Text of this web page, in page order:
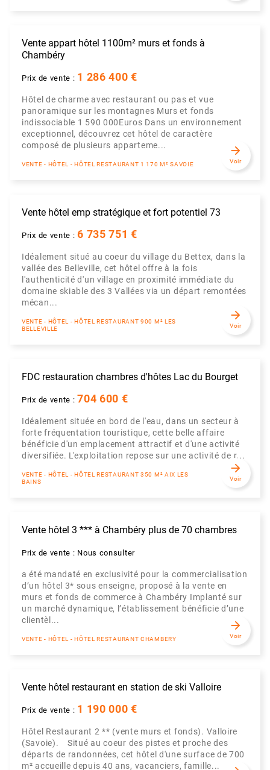
Vente appart hôtel 1100m² murs et fonds à
Chambéry
Prix de vente : 1 286 400 €
Hôtel de charme avec restaurant ou pas et vue
panoramique sur les montagnes Murs et fonds
indissociable 1 590 000Euros Dans un environnement
exceptionnel, découvrez cet hôtel de caractère
composé de plusieurs apparteme...
VENTE - HÔTEL - HÔTEL RESTAURANT 1 170 M² SAVOIE
arrow_forward
Voir
Vente hôtel emp stratégique et fort potentiel 73
Prix de vente :6 735 751 €
Idéalement situé au coeur du village du Bettex, dans la
vallée des Belleville, cet hôtel offre à la fois
l'authenticité d'un village en proximité immédiate du
domaine skiable des 3 Vallées via un départ remontées
mécan...
VENTE - HÔTEL - HÔTEL RESTAURANT 900 M² LES
BELLEVILLE
arrow_forward
Voir
FDC restauration chambres d'hôtes Lac du Bourget
Prix de vente : 704 600 €
Idéalement située en bord de l'eau, dans un secteur à
forte fréquentation touristique, cette belle affaire
bénéficie d'un emplacement attractif et d'une activité
diversifiée. L'exploitation repose sur une activité de r...
VENTE - HÔTEL - HÔTEL RESTAURANT 350 M² AIX LES
BAINS
arrow_forward
Voir
Vente hôtel 3 *** à Chambéry plus de 70 chambres
Prix de vente : Nous consulter
a été mandaté en exclusivité pour la commercialisation
d’un hôtel 3* sous enseigne, proposé à la vente en
murs et fonds de commerce à Chambéry Implanté sur
un marché dynamique, l’établissement bénéficie d’une
clientèl...
VENTE - HÔTEL - HÔTEL RESTAURANT CHAMBERY
arrow_forward
Voir
Vente hôtel restaurant en station de ski Valloire
Prix de vente : 1 190 000 €
Hôtel Restaurant 2 ** (vente murs et fonds). Valloire
(Savoie). Situé au coeur des pistes et proche des
départs de randonnées, cet hôtel d'une surface de 700
m² accueille depuis 40 ans, vacanciers, famille...